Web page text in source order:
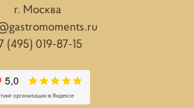
г. Москва
(495) 019-87-15